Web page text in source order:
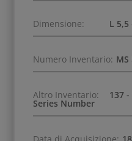
Dimensione: L 5,5
Numero Inventario: MS
Altro Inventario: 137
Series Number